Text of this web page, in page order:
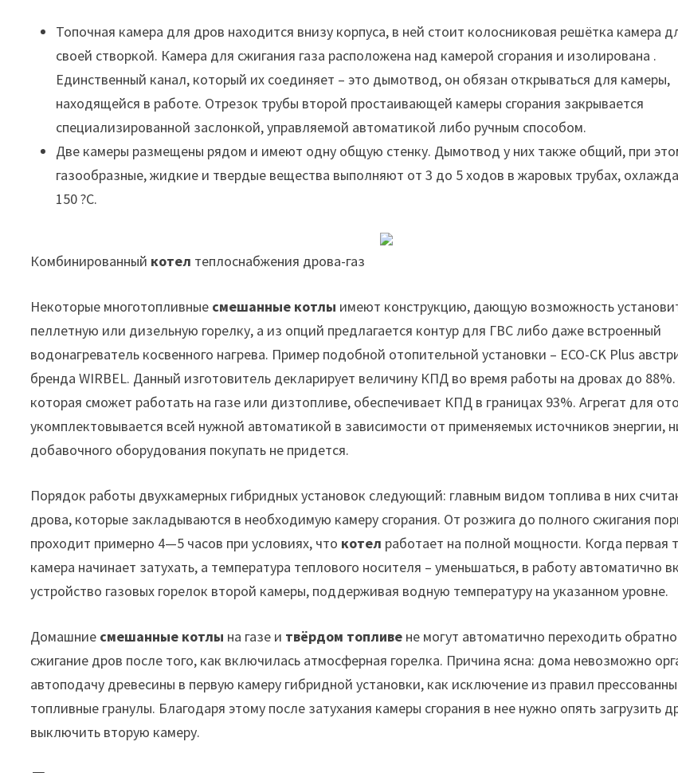
Топочная камера для дров находится внизу корпуса, в ней стоит колосниковая решётка камера
своей створкой. Камера для сжигания газа расположена над камерой сгорания и изолирована .
Единственный канал, который их соединяет – это дымотвод, он обязан открываться для камеры,
находящейся в работе. Отрезок трубы второй простаивающей камеры сгорания закрывается
специализированной заслонкой, управляемой автоматикой либо ручным способом.
Две камеры размещены рядом и имеют одну общую стенку. Дымотвод у них также общий, при
газообразные, жидкие и твердые вещества выполняют от 3 до 5 ходов в жаровых трубах,
150 ?С.
Комбинированный котел теплоснабжения дрова-газ
Некоторые многотопливные смешанные котлы имеют конструкцию, дающую возможность
пеллетную или дизельную горелку, а из опций предлагается контур для ГВС либо даже встроенный
водонагреватель косвенного нагрева. Пример подобной отопительной установки – ECO-CK Plus
бренда WIRBEL. Данный изготовитель декларирует величину КПД во время работы на дровах до
которая сможет работать на газе или дизтопливе, обеспечивает КПД в границах 93%. Агрегат для
укомплектовывается всей нужной автоматикой в зависимости от применяемых источников энергии,
добавочного оборудования покупать не придется.
Порядок работы двухкамерных гибридных установок следующий: главным видом топлива в них
дрова, которые закладываются в необходимую камеру сгорания. От розжига до полного сжигания
проходит примерно 4—5 часов при условиях, что котел работает на полной мощности. Когда первая
камера начинает затухать, а температура теплового носителя – уменьшаться, в работу автоматично
устройство газовых горелок второй камеры, поддерживая водную температуру на указанном уровне.
Домашние смешанные котлы на газе и твёрдом топливе не могут автоматично переходить
сжигание дров после того, как включилась атмосферная горелка. Причина ясна: дома невозможно
автоподачу древесины в первую камеру гибридной установки, как исключение из правил
топливные гранулы. Благодаря этому после затухания камеры сгорания в нее нужно опять загрузить
выключить вторую камеру.